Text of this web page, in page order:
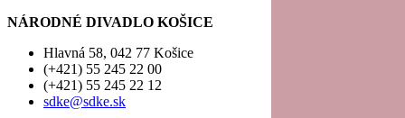
NÁRODNÉ DIVADLO KOŠICE
Hlavná 58, 042 77 Košice
(+421) 55 245 22 00
(+421) 55 245 22 12
sdke@sdke.sk